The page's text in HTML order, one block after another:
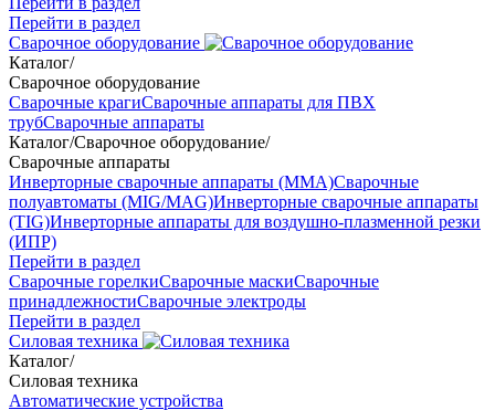
Перейти в раздел
Сварочное оборудование
Каталог/
Сварочное оборудование
Сварочные крагиСварочные аппараты для ПВХ
трубСварочные аппараты
Каталог/Сварочное оборудование/
Сварочные аппараты
Инверторные сварочные аппараты (ММА)Сварочные
полуавтоматы (MIG/MAG)Инверторные сварочные аппараты
(TIG)Инверторные аппараты для воздушно-плазменной резки
(ИПР)
Перейти в раздел
Сварочные горелкиСварочные маскиСварочные
принадлежностиСварочные электроды
Перейти в раздел
Силовая техника
Каталог/
Силовая техника
Автоматические устройства